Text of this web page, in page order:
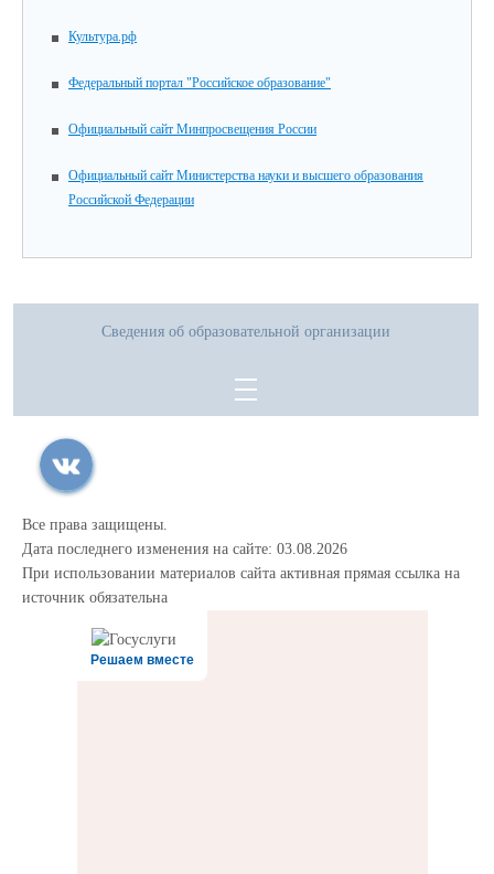
Культура.рф
Федеральный портал "Российское образование"
Официальный сайт Минпросвещения России
Официальный сайт Министерства науки и высшего образования
Российской Федерации
Сведения об образовательной организации
Все права защищены.
Дата последнего изменения на сайте: 03.08.2026
При использовании материалов сайта активная прямая ссылка на
источник обязательна
Решаем вместе